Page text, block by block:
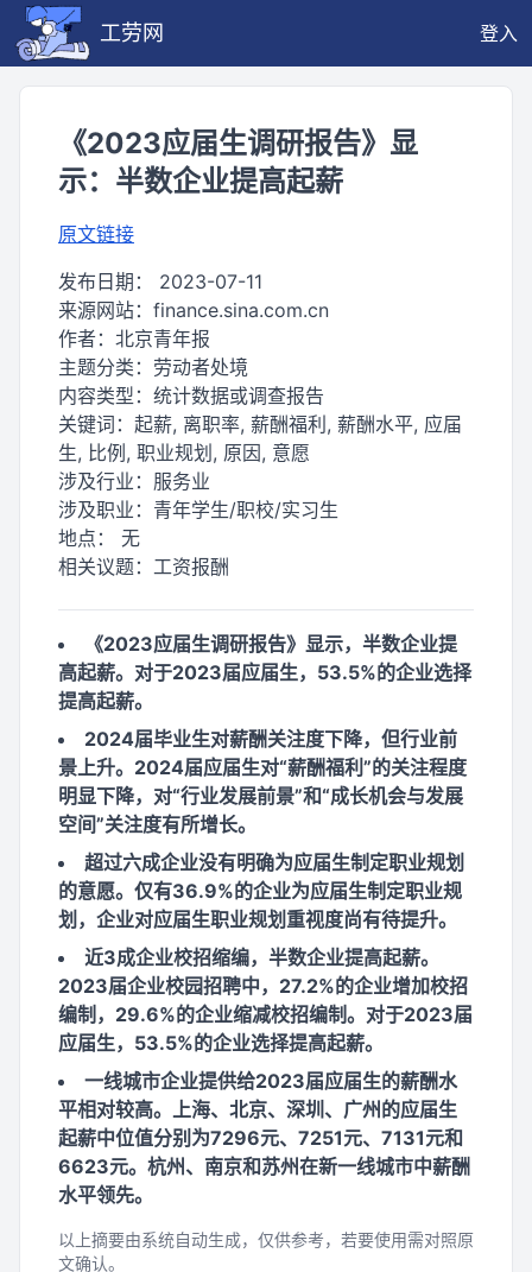
工劳网 登入
《2023应届生调研报告》显
示：半数企业提高起薪
原文链接
发布日期： 2023-07-11
来源网站： finance.sina.com.cn
作者： 北京青年报
主题分类： 劳动者处境
内容类型： 统计数据或调查报告
关键词： 起薪, 离职率, 薪酬福利, 薪酬水平, 应届
生, 比例, 职业规划, 原因, 意愿
涉及行业： 服务业
涉及职业： 青年学生/职校/实习生
地点： 无
相关议题： 工资报酬
《2023应届生调研报告》显示，半数企业提
高起薪。对于2023届应届生，53.5%的企业选择
提高起薪。
2024届毕业生对薪酬关注度下降，但行业前
景上升。2024届应届生对“薪酬福利”的关注程度
明显下降，对“行业发展前景”和“成长机会与发展
空间”关注度有所增长。
超过六成企业没有明确为应届生制定职业规划
的意愿。仅有36.9%的企业为应届生制定职业规
划，企业对应届生职业规划重视度尚有待提升。
近3成企业校招缩编，半数企业提高起薪。
2023届企业校园招聘中，27.2%的企业增加校招
编制，29.6%的企业缩减校招编制。对于2023届
应届生，53.5%的企业选择提高起薪。
一线城市企业提供给2023届应届生的薪酬水
平相对较高。上海、北京、深圳、广州的应届生
起薪中位值分别为7296元、7251元、7131元和
6623元。杭州、南京和苏州在新一线城市中薪酬
水平领先。
以上摘要由系统自动生成，仅供参考，若要使用需对照原
文确认。